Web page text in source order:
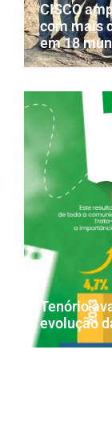
CISCO
com mais
em 18
Tenório
evolução